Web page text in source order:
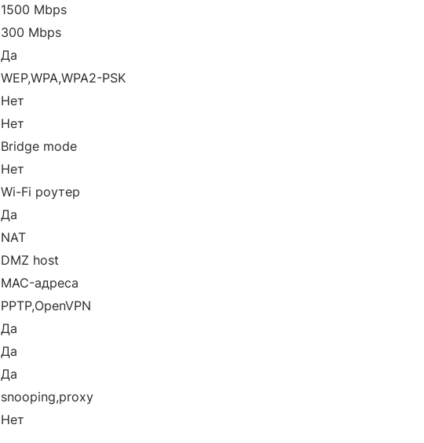
1500 Mbps
300 Mbps
Да
WEP,WPA,WPA2-PSK
Нет
Нет
Bridge mode
Нет
Wi-Fi роутер
Да
NAT
DMZ host
MAC-адреса
PPTP,OpenVPN
Да
Да
Да
snooping,proxy
Нет